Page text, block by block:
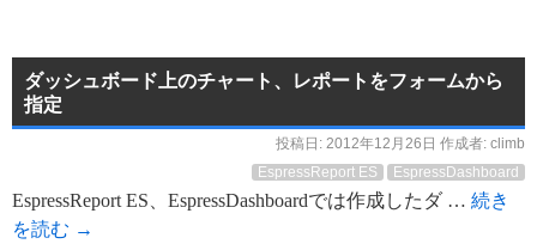
ダッシュボード上のチャート、レポートをフォームから
指定
投稿日: 2012年12月26日 作成者: climb
EspressReport ES
EspressDashboard
EspressReport ES、EspressDashboardでは作成したダ … 続き
を読む →